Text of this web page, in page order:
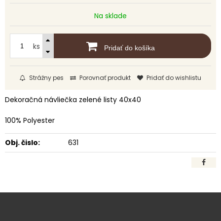
Na sklade
ks Pridať do košíka
Strážny pes Porovnať produkt Pridať do wishlistu
Dekoračná návliečka zelené listy 40x40
100% Polyester
Obj. čislo: 631